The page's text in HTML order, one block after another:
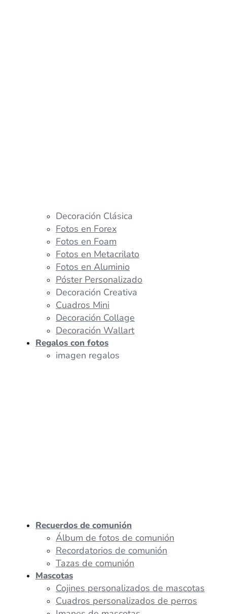
Decoración Clásica
Fotos en Forex
Fotos en Foam
Fotos en Metacrilato
Fotos en Aluminio
Póster Personalizado
Decoración Creativa
Cuadros Mini
Decoración Collage
Decoración Wallart
Regalos con fotos
imagen regalos
Recuerdos de comunión
Álbum de fotos de comunión
Recordatorios de comunión
Tazas de comunión
Mascotas
Cojines personalizados de mascotas
Cuadros personalizados de perros